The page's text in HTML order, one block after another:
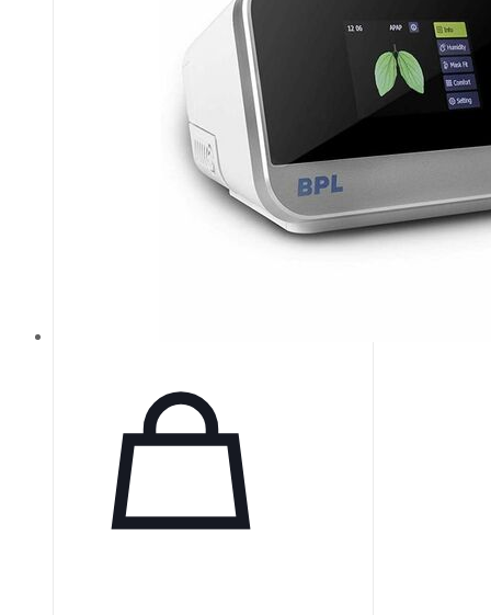
гарантирует идеальную плотность
в корневом канале и отличается
высокой стабильностью, не
сжимаясь и не расширяясь.